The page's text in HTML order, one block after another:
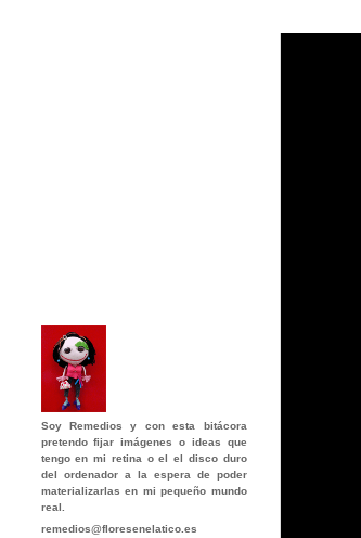
Soy Remedios y con esta bitácora
pretendo fijar imágenes o ideas que
tengo en mi retina o el el disco duro
del ordenador a la espera de poder
materializarlas en mi pequeño mundo
real.
remedios@floresenelatico.es